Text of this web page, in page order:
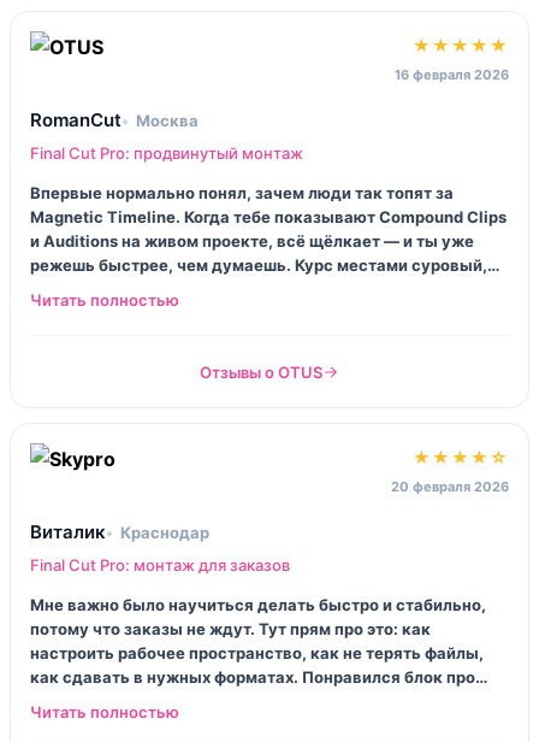
★★★★★
16 февраля 2026
RomanCut
Москва
Final Cut Pro: продвинутый монтаж
Впервые нормально понял, зачем люди так топят за
Magnetic Timeline. Когда тебе показывают Compound Clips
и Auditions на живом проекте, всё щёлкает — и ты уже
режешь быстрее, чем думаешь. Курс местами суровый,
лектор не сюсюкается, и это мне ок. Домашки объёмные,
Отзывы о OTUS
★★★★☆
20 февраля 2026
Виталик
Краснодар
Final Cut Pro: монтаж для заказов
Мне важно было научиться делать быстро и стабильно,
потому что заказы не ждут. Тут прям про это: как
настроить рабочее пространство, как не терять файлы,
как сдавать в нужных форматах. Понравился блок про
экспорт и пресеты — раньше у меня каждый раз была